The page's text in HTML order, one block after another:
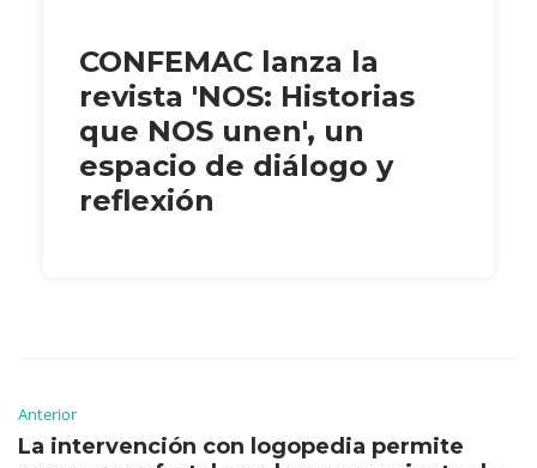
CONFEMAC lanza la
revista 'NOS: Historias
que NOS unen', un
espacio de diálogo y
reflexión
Anterior
La intervención con logopedia permite